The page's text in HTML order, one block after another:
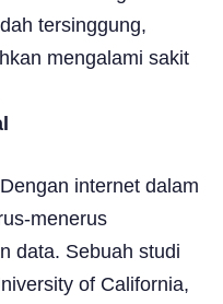
tersinggung,
mengalami sakit
internet dalam
menerus
data. Sebuah studi
of California,